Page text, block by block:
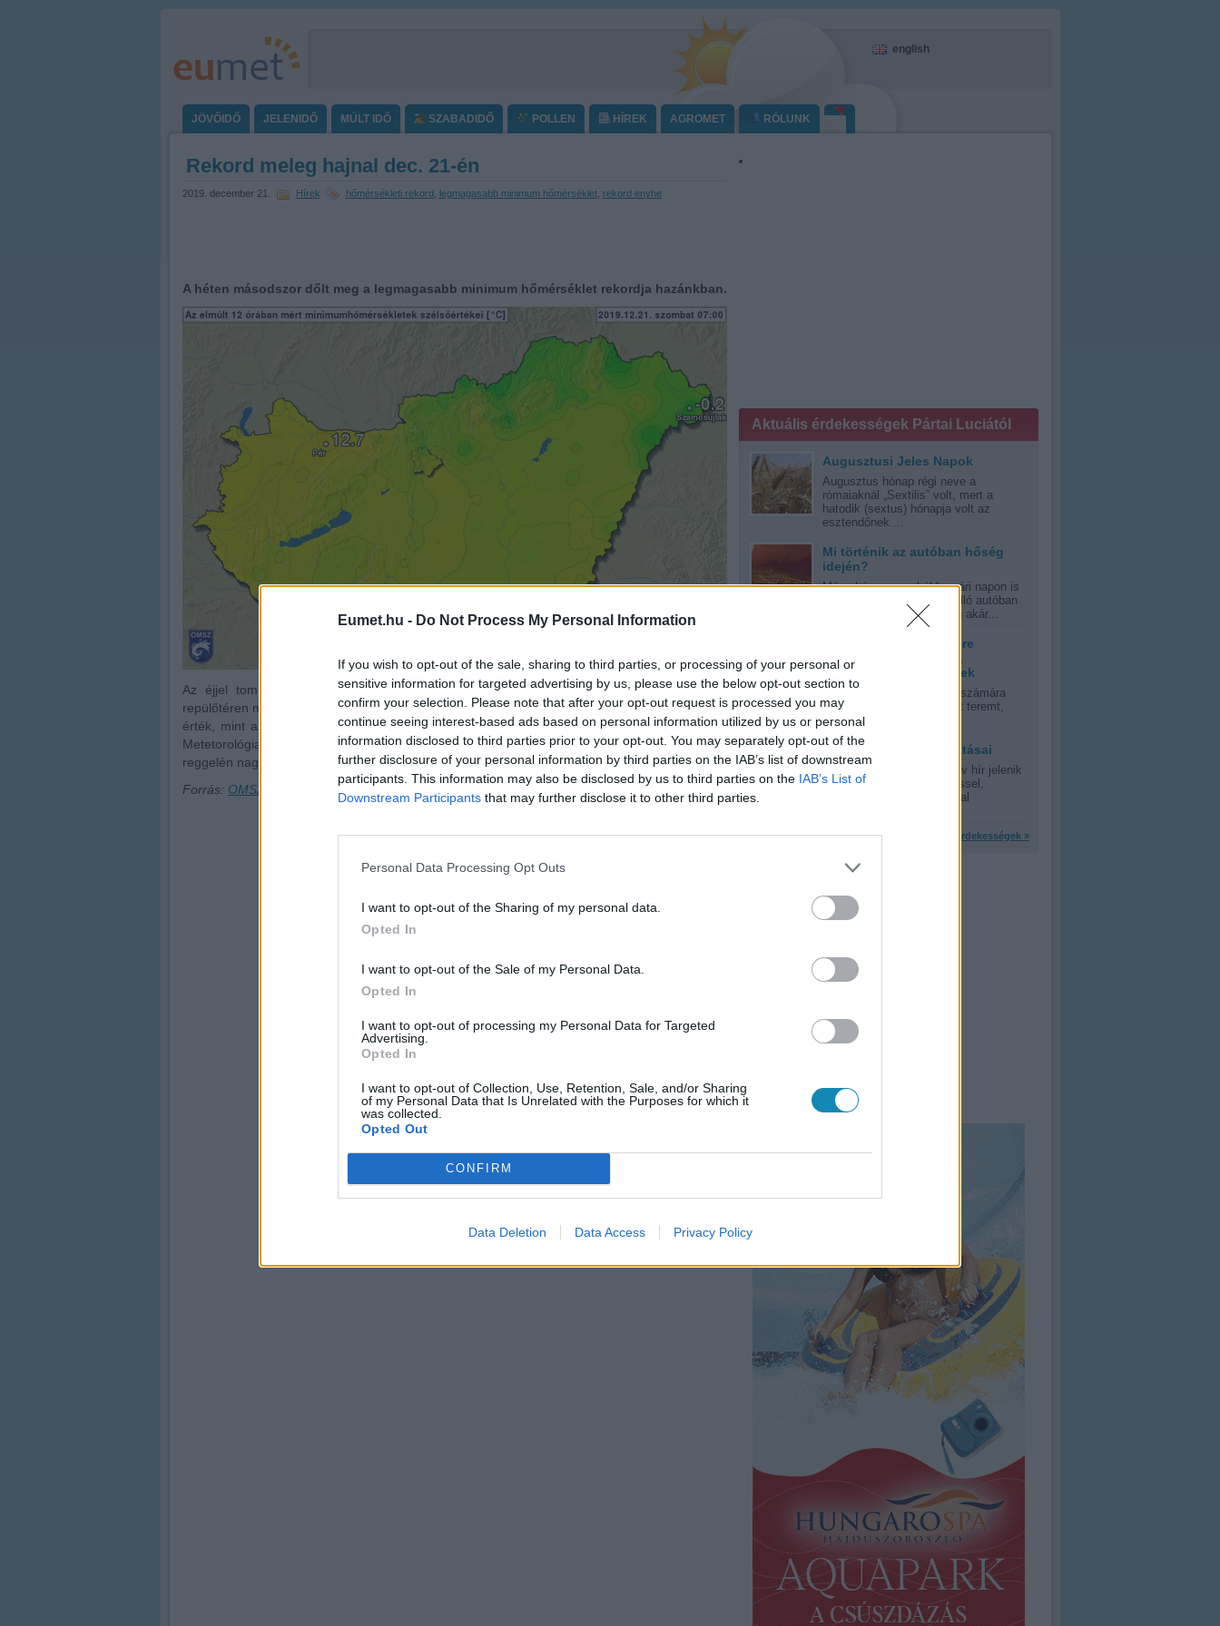
Eumet.hu - Do Not Process My Personal Information
If you wish to opt-out of the sale, sharing to third parties, or processing of your personal or
sensitive information for targeted advertising by us, please use the below opt-out section to
confirm your selection. Please note that after your opt-out request is processed you may
continue seeing interest-based ads based on personal information utilized by us or personal
information disclosed to third parties prior to your opt-out. You may separately opt-out of the
further disclosure of your personal information by third parties on the IAB’s list of downstream
participants. This information may also be disclosed by us to third parties on the IAB’s List of
Downstream Participants that may further disclose it to other third parties.
Personal Data Processing Opt Outs
I want to opt-out of the Sharing of my personal data.
Opted In
I want to opt-out of the Sale of my Personal Data.
Opted In
I want to opt-out of processing my Personal Data for Targeted
Advertising.
Opted In
I want to opt-out of Collection, Use, Retention, Sale, and/or Sharing
of my Personal Data that Is Unrelated with the Purposes for which it
was collected.
Opted Out
CONFIRM
Data Deletion Data Access Privacy Policy
english
JÖVŐIDŐ JELENIDŐ MÚLT IDŐ SZABADIDŐ POLLEN HÍREK AGROMET RÓLUNK
Rekord meleg hajnal dec. 21-én
2019. december 21. Hírek hőmérsékleti rekord, legmagasabb minimum hőmérséklet, rekord enyhe
A héten másodszor dőlt meg a legmagasabb minimum hőmérséklet rekordja hazánkban.
Az éjjel tomboló viharos lökésekkel is kísért déli szél hatására szombat reggelre, Pér-
repülőtéren mindössze 12,7 C fokig csökkent a hőmérséklet. Ez több mint 3 fokkal magasabb
érték, mint az eddigi rekord: 9,5 C fok amit 1993-ban, Cegléden regisztráltak. Az Országos
Metetorológiai Szolgálat közleményében azt is közölte, hogy az eddigi rekordnál 2019.12.21-e
reggelén nagyságrendileg 40 mérőállomásukon mértek magasabb hőmérsékletet.
Forrás: OMSZ Facebook
Aktuális érdekességek Pártai Luciától
Augusztusi Jeles Napok
Augusztus hónap régi neve a
rómaiaknál „Sextilis” volt, mert a
hatodik (sextus) hónapja volt az
esztendőnek....
Mi történik az autóban hőség
idején?
Még akár egy enyhébb nyári napon is
veszélyes lehet a napon álló autóban
ülni, kánikula esetén pedig akár...
Tanácsok hőség esetére
várandós anyukáknak,
kisgyermekes szülőknek
A nyári kánikula mindenki számára
olyan időjárási környezetet teremt,
mintha mediterrán, vagy szubtrópusi,...
A napfény jótékony hatásai
Oly sok riasztás és negatív hír jelenik
meg manapság a napsütéssel,
napfénnyel, UV-sugrázással
További érdekességek »